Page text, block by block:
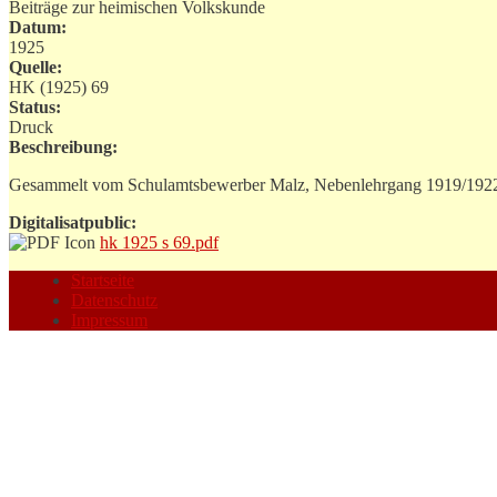
Beiträge zur heimischen Volkskunde
Datum:
1925
Quelle:
HK (1925) 69
Status:
Druck
Beschreibung:
Gesammelt vom Schulamtsbewerber Malz, Nebenlehrgang 1919/
Digitalisatpublic:
hk 1925 s 69.pdf
Startseite
Datenschutz
Impressum